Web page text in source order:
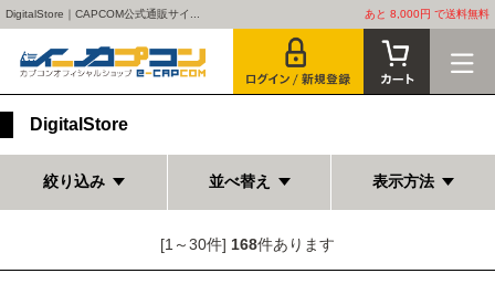
DigitalStore｜CAPCOM公式通販サイ... あと 8,000円 で送料無料
DigitalStore
絞り込み 並べ替え 表示方法
[1～30件] 168件あります